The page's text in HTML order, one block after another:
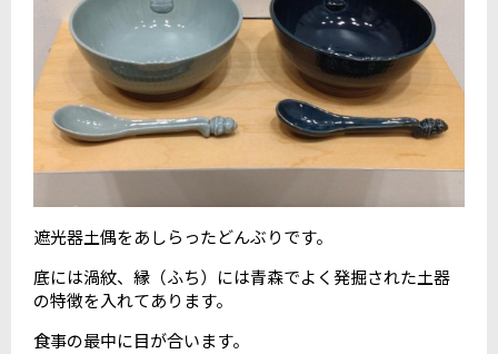
遮光器土偶をあしらったどんぶりです。
底には渦紋、縁（ふち）には青森でよく発掘された土器
の特徴を入れてあります。
食事の最中に目が合います。